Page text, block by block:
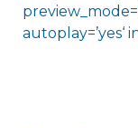
autoplay=’yes‘